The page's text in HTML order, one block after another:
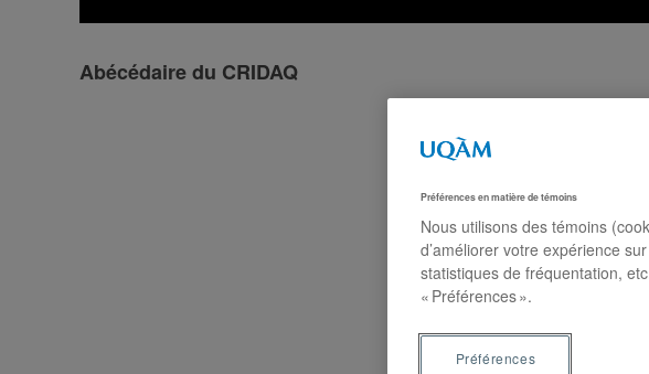
Abécédaire du CRIDAQ
Préférences en matière de témoins
Nous utilisons des témoins
d’améliorer votre expérience
statistiques de fréquentation,
« Préférences ».
Préférences